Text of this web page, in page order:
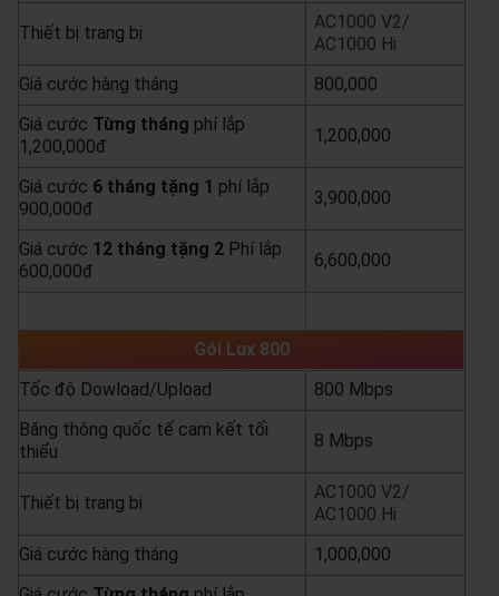
Thiết bị trang bị
AC1000 V2/
AC1000 Hi
Giá cước hàng tháng
800,000
Giá cước Từng tháng phí lắp
1,200,000đ
1,200,000
Giá cước 6 tháng tặng 1 phí lắp
900,000đ
3,900,000
Giá cước 12 tháng tặng 2 Phí lắp
600,000đ
6,600,000
Gói Lux 800
Tốc độ Dowload/Upload
800 Mbps
Băng thông quốc tế cam kết tối
thiểu
8 Mbps
Thiết bị trang bị
AC1000 V2/
AC1000 Hi
Giá cước hàng tháng
1,000,000